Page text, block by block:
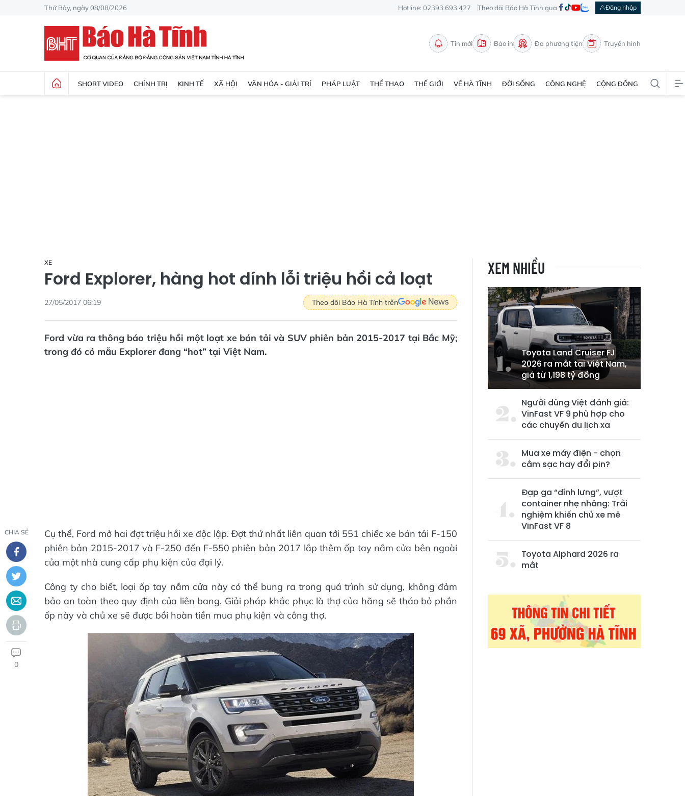
Thứ Bảy, ngày 08/08/2026 Hotline: 02393.693.427 Theo dõi Báo Hà Tĩnh qua Đăng nhập
Tin mới Báo in Đa phương tiện Truyền hình
SHORT VIDEO CHÍNH TRỊ KINH TẾ XÃ HỘI VĂN HÓA - GIẢI TRÍ PHÁP LUẬT THỂ THAO THẾ GIỚI VỀ HÀ TĨNH ĐỜI SỐNG CÔNG NGHỆ CỘNG ĐỒNG
XE
Ford Explorer, hàng hot dính lỗi triệu hồi cả loạt
27/05/2017 06:19 Theo dõi Báo Hà Tĩnh trên
Ford vừa ra thông báo triệu hồi một loạt xe bán tải và SUV phiên bản 2015-2017 tại Bắc Mỹ;
trong đó có mẫu Explorer đang “hot” tại Việt Nam.
CHIA SẺ
0
Cụ thể, Ford mở hai đợt triệu hồi xe độc lập. Đợt thứ nhất liên quan tới 551 chiếc xe bán tải F-150
phiên bản 2015-2017 và F-250 đến F-550 phiên bản 2017 lắp thêm ốp tay nắm cửa bên ngoài
của một nhà cung cấp phụ kiện của đại lý.
Công ty cho biết, loại ốp tay nắm cửa này có thể bung ra trong quá trình sử dụng, không đảm
bảo an toàn theo quy định của liên bang. Giải pháp khắc phục là thợ của hãng sẽ tháo bỏ phần
ốp này và chủ xe sẽ được bồi hoàn tiền mua phụ kiện và công thợ.
XEM NHIỀU
Toyota Land Cruiser FJ
2026 ra mắt tại Việt Nam,
giá từ 1,198 tỷ đồng
Người dùng Việt đánh giá:
VinFast VF 9 phù hợp cho
các chuyến du lịch xa
Mua xe máy điện - chọn
cắm sạc hay đổi pin?
Đạp ga “dính lưng”, vượt
container nhẹ nhàng: Trải
nghiệm khiến chủ xe mê
VinFast VF 8
Toyota Alphard 2026 ra
mắt